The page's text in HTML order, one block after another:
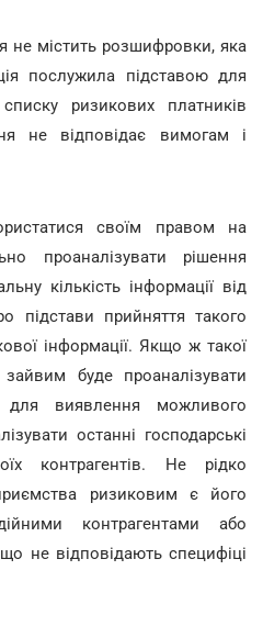
не містить розшифровки, яка
послужила підставою для
ризикових платників
не відповідає вимогам і
своїм правом на
проаналізувати рішення
кількість інформації від
підстави прийняття такого
інформації. Якщо ж такої
буде проаналізувати
для виявлення можливого
останні господарські
контрагентів. Не рідко
ризиковим є його
контрагентами або
не відповідають специфіці